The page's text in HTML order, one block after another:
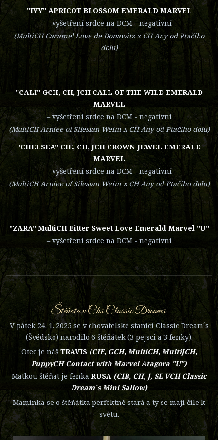
"IVY" APRICOT BLOSSOM EMERALD MARVEL
– vyšetření srdce na DCM - negativní
(MultiCH Caramel Love de Donawitz x CH Any od Ptačího
dolu)
"CALI" GCH, CH, JCH CALL OF THE WILD EMERALD
MARVEL
– vyšetření srdce na DCM - negativní
(MultiCH Arniee of Silesian Weim x CH Any od Ptačího dolu)
"CHELSEA" CIE, CH, JCH CROWN JEWEL EMERALD
MARVEL
– vyšetření srdce na DCM - negativní
(MultiCH Arniee of Silesian Weim x CH Any od Ptačího dolu)
"ZARA" MultiCH Bitter Sweet Love Emerald Marvel "U"
– vyšetření srdce na DCM - negativní
Štěňata v Chs Classic Dreams
V pátek 24. 1. 2025 se v chovatelské stanici Classic Dream´s
(Švédsko) narodilo 6 štěňátek (3 pejsci a 3 fenky).
Otec je náš TRAVIS (CIE, GCH, MultiCH, MultiJCH,
PuppyCH Contact with Marvel Atagora "U")
Matkou štěňat je fenka RUSA (CIB, CH, J, SE VCH Classic
Dream´s Mini Sallow)
Maminka se o štěňátka perfektně stará a ty se mají čile k
světu.